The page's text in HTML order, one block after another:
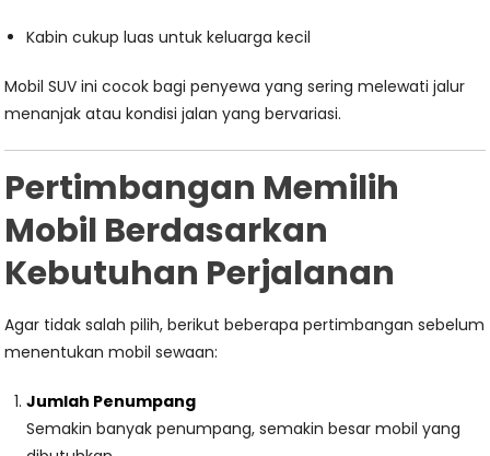
Kabin cukup luas untuk keluarga kecil
Mobil SUV ini cocok bagi penyewa yang sering melewati jalur
menanjak atau kondisi jalan yang bervariasi.
Pertimbangan Memilih
Mobil Berdasarkan
Kebutuhan Perjalanan
Agar tidak salah pilih, berikut beberapa pertimbangan sebelum
menentukan mobil sewaan:
Jumlah Penumpang
Semakin banyak penumpang, semakin besar mobil yang